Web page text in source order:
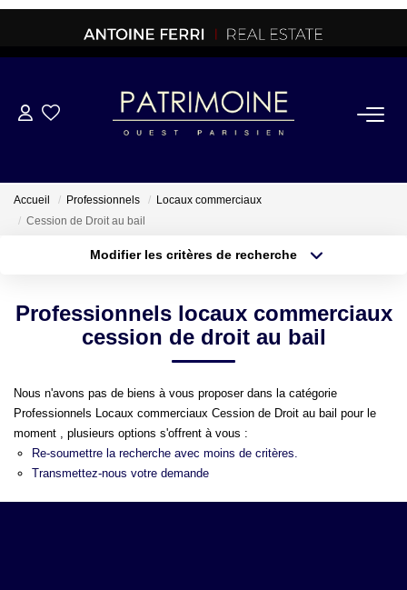
ACHETER
OFF MARKET
NORMANDIE/LA BAULE
BRETAGNE
PROPRIETES/CHATEAUX
LOUER
NOTRE AGENCE
Accueil Professionnels
Locaux commerciaux
Cession de Droit au bail
Modifier les critères de recherche
Type de bien
Surface min
Créer une alerte
Professionnels locaux commerciaux
cession de droit au bail
Nous n'avons pas de biens à vous proposer dans la catégorie
Professionnels Locaux commerciaux Cession de Droit au bail pour le
moment , plusieurs options s'offrent à vous :
Re-soumettre la recherche avec moins de critères.
Transmettez-nous votre demande